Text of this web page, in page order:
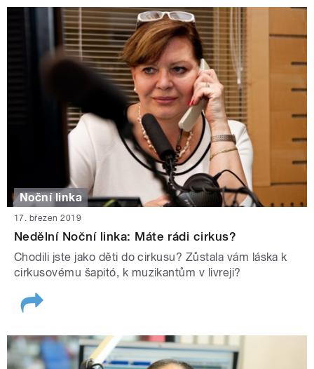
Noční linka
17. březen 2019
Nedělní Noční linka: Máte rádi cirkus?
Chodili jste jako děti do cirkusu? Zůstala vám láska k
cirkusovému šapitó, k muzikantům v livreji?